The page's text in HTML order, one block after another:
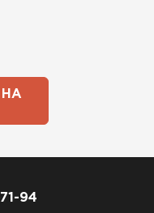
94